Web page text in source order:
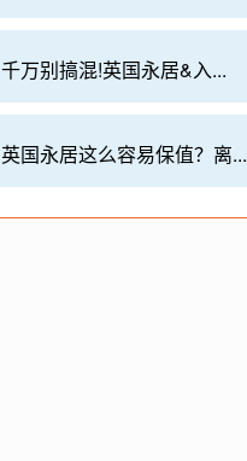
千万别搞混!英国永居&入...
英国永居这么容易保值？离...